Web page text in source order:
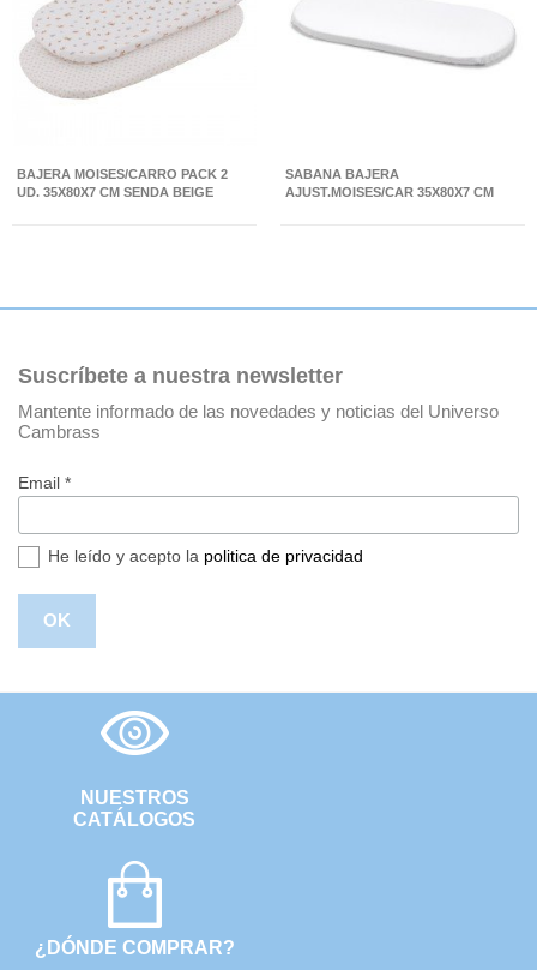
BAJERA MOISES/CARRO PACK 2
UD. 35X80X7 CM SENDA BEIGE
SABANA BAJERA
AJUST.MOISES/CAR 35X80X7 CM
Suscríbete a nuestra newsletter
Mantente informado de las novedades y noticias del Universo
Cambrass
Email *
He leído y acepto la politica de privacidad
NUESTROS
CATÁLOGOS
¿DÓNDE COMPRAR?